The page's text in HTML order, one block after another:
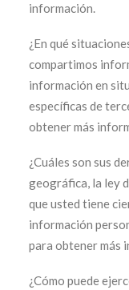
información.
¿En qué
compartimos
información en
específicas de
obtener más
¿Cuáles son sus
geográfica, la ley
que usted tiene
información
para obtener más
¿Cómo puede